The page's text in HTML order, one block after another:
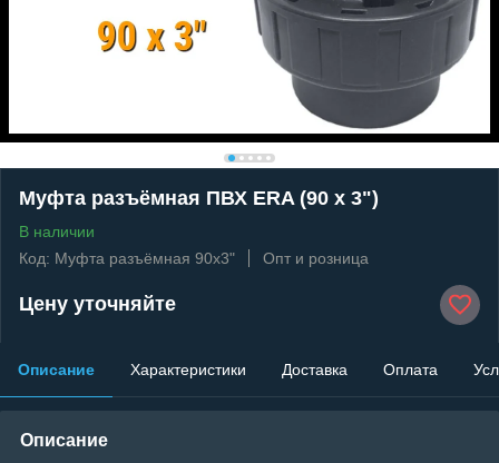
Муфта разъёмная ПВХ ERA (90 x 3")
В наличии
Код: Муфта разъёмная 90x3"
Опт и розница
Цену уточняйте
Описание Характеристики Доставка Оплата
Описание